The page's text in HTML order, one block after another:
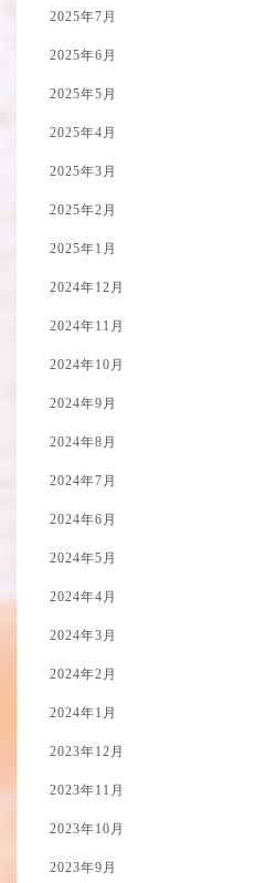
2025年7月
2025年6月
2025年5月
2025年4月
2025年3月
2025年2月
2025年1月
2024年12月
2024年11月
2024年10月
2024年9月
2024年8月
2024年7月
2024年6月
2024年5月
2024年4月
2024年3月
2024年2月
2024年1月
2023年12月
2023年11月
2023年10月
2023年9月